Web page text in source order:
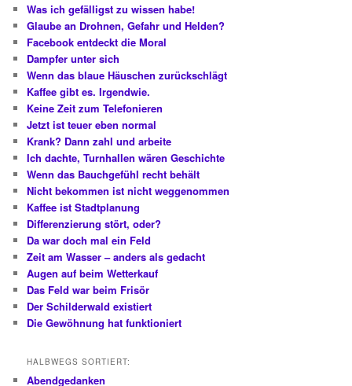
Was ich gefälligst zu wissen habe!
Glaube an Drohnen, Gefahr und Helden?
Facebook entdeckt die Moral
Dampfer unter sich
Wenn das blaue Häuschen zurückschlägt
Kaffee gibt es. Irgendwie.
Keine Zeit zum Telefonieren
Jetzt ist teuer eben normal
Krank? Dann zahl und arbeite
Ich dachte, Turnhallen wären Geschichte
Wenn das Bauchgefühl recht behält
Nicht bekommen ist nicht weggenommen
Kaffee ist Stadtplanung
Differenzierung stört, oder?
Da war doch mal ein Feld
Zeit am Wasser – anders als gedacht
Augen auf beim Wetterkauf
Das Feld war beim Frisör
Der Schilderwald existiert
Die Gewöhnung hat funktioniert
HALBWEGS SORTIERT:
Abendgedanken